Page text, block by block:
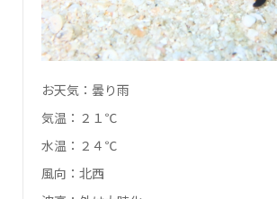
お天気：曇り雨
気温：２１℃
水温：２４℃
風向：北西